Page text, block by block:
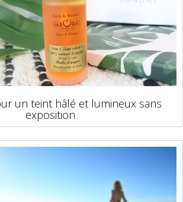
un teint hâlé et lumineux sans
exposition